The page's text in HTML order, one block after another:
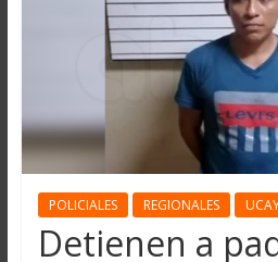
POLICIALES REGIONALES
Detienen a